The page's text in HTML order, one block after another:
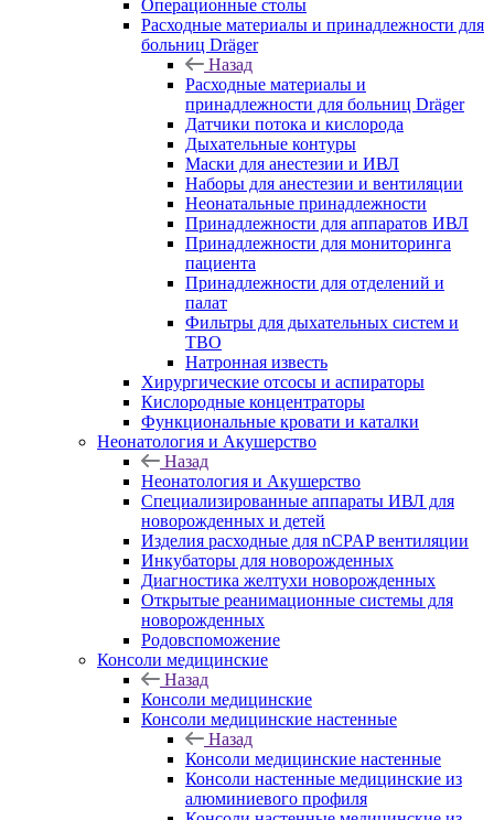
Операционные столы
Расходные материалы и принадлежности для
больниц Dräger
Назад
Расходные материалы и
принадлежности для больниц Dräger
Датчики потока и кислорода
Дыхательные контуры
Маски для анестезии и ИВЛ
Наборы для анестезии и вентиляции
Неонатальные принадлежности
Принадлежности для аппаратов ИВЛ
Принадлежности для мониторинга
пациента
Принадлежности для отделений и
палат
Фильтры для дыхательных систем и
ТВО
Натронная известь
Хирургические отсосы и аспираторы
Кислородные концентраторы
Функциональные кровати и каталки
Неонатология и Акушерство
Назад
Неонатология и Акушерство
Специализированные аппараты ИВЛ для
новорожденных и детей
Изделия расходные для nCPAP вентиляции
Инкубаторы для новорожденных
Диагностика желтухи новорожденных
Открытые реанимационные системы для
новорожденных
Родовспоможение
Консоли медицинские
Назад
Консоли медицинские
Консоли медицинские настенные
Назад
Консоли медицинские настенные
Консоли настенные медицинские из
алюминиевого профиля